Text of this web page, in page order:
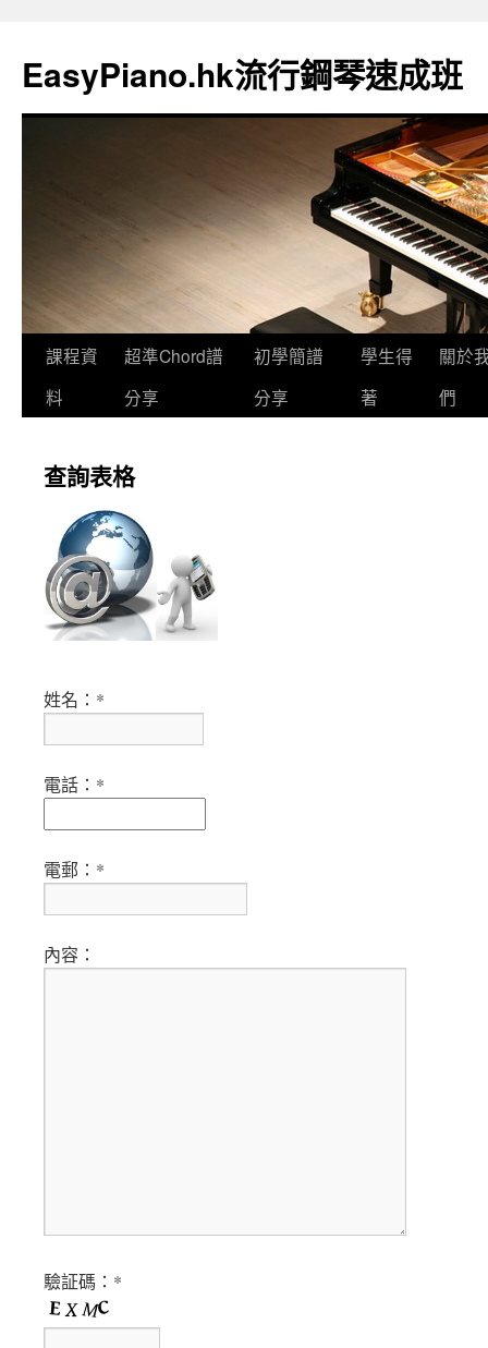
EasyPiano.hk流行鋼琴速成班
課程資
料
超準Chord譜
分享
初學簡譜
分享
學生得
著
關於
們
查詢表格
姓名：*
電話：*
電郵：*
內容：
驗証碼：*